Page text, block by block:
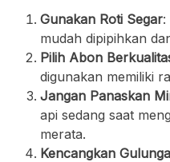
Gunakan Roti Segar:
mudah dipipihkan
Pilih Abon
digunakan memiliki
Jangan Panaskan
api sedang saat
merata.
Kencangkan